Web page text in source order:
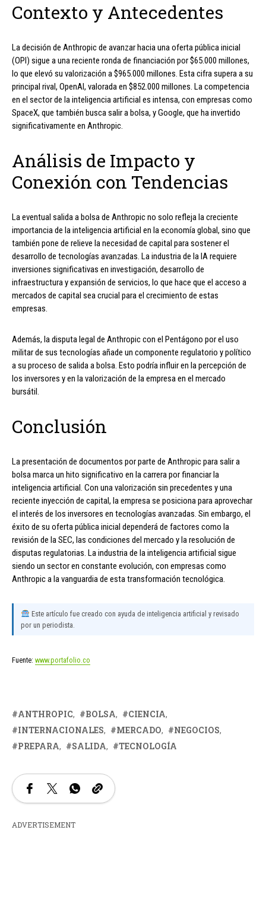
Contexto y Antecedentes
La decisión de Anthropic de avanzar hacia una oferta pública inicial
(OPI) sigue a una reciente ronda de financiación por $65.000 millones,
lo que elevó su valorización a $965.000 millones. Esta cifra supera a su
principal rival, OpenAI, valorada en $852.000 millones. La competencia
en el sector de la inteligencia artificial es intensa, con empresas como
SpaceX, que también busca salir a bolsa, y Google, que ha invertido
significativamente en Anthropic.
Análisis de Impacto y
Conexión con Tendencias
La eventual salida a bolsa de Anthropic no solo refleja la creciente
importancia de la inteligencia artificial en la economía global, sino que
también pone de relieve la necesidad de capital para sostener el
desarrollo de tecnologías avanzadas. La industria de la IA requiere
inversiones significativas en investigación, desarrollo de
infraestructura y expansión de servicios, lo que hace que el acceso a
mercados de capital sea crucial para el crecimiento de estas
empresas.
Además, la disputa legal de Anthropic con el Pentágono por el uso
militar de sus tecnologías añade un componente regulatorio y político
a su proceso de salida a bolsa. Esto podría influir en la percepción de
los inversores y en la valorización de la empresa en el mercado
bursátil.
Conclusión
La presentación de documentos por parte de Anthropic para salir a
bolsa marca un hito significativo en la carrera por financiar la
inteligencia artificial. Con una valorización sin precedentes y una
reciente inyección de capital, la empresa se posiciona para aprovechar
el interés de los inversores en tecnologías avanzadas. Sin embargo, el
éxito de su oferta pública inicial dependerá de factores como la
revisión de la SEC, las condiciones del mercado y la resolución de
disputas regulatorias. La industria de la inteligencia artificial sigue
siendo un sector en constante evolución, con empresas como
Anthropic a la vanguardia de esta transformación tecnológica.
Este artículo fue creado con ayuda de inteligencia artificial y revisado
por un periodista.
Fuente: www.portafolio.co
ANTHROPIC BOLSA
CIENCIA
INTERNACIONALES
MERCADO
NEGOCIOS
PREPARA
SALIDA TECNOLOGÍA
ADVERTISEMENT